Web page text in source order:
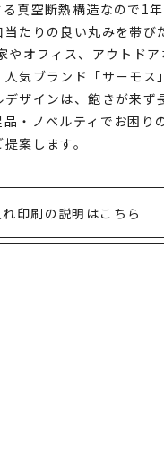
真空断熱構造なので1
たりの良い丸みを帯び
やオフィス、アウトド
気ブランド「サーモス
ザインは、飽きが来ず
・ノベルティでお困り
案します。
印刷の説明はこちら